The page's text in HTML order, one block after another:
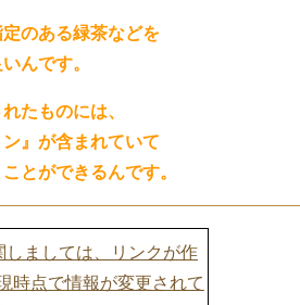
のある緑茶などを
んです。
たものには、
ン』が含まれていて
とができるんです。